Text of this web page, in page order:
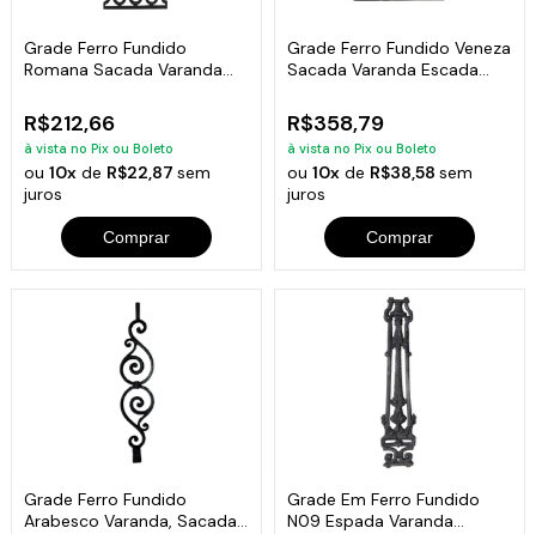
Grade Ferro Fundido
Romana Sacada Varanda
R$212,66
à vista no Pix ou Boleto
ou10x de R$22,87sem
juros
Comprar
Grade Ferro Fundido Veneza
Sacada Varanda Escada
R$358,79
à vista no Pix ou Boleto
ou 10xde R$38,58 sem
juros
Comprar
Grade Ferro Fundido
Arabesco Varanda, Sacada,
Grade Em Ferro Fundido
N09 Espada Varanda